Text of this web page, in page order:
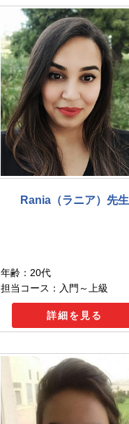
Rania（ラニア）先生
年齢：20代
担当コース：入門～上級
詳細を見る